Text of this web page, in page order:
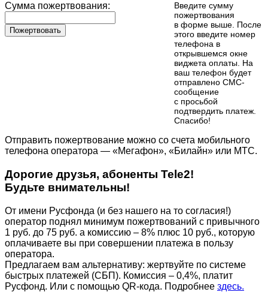
Сумма пожертвования:
Пожертвовать
Введите сумму
пожертвования
в форме выше. После
этого введите номер
телефона в
открывшемся окне
виджета оплаты. На
ваш телефон будет
отправлено СМС-
сообщение
с просьбой
подтвердить платеж.
Cпасибо!
Отправить пожертвование можно со счета мобильного
телефона оператора — «Мегафон», «Билайн» или МТС.
Дорогие друзья, абоненты Tele2!
Будьте внимательны!
От имени Русфонда (и без нашего на то согласия!)
оператор поднял минимум пожертвований с привычного
1 руб. до 75 руб. а комиссию – 8% плюс 10 руб., которую
оплачиваете вы при совершении платежа в пользу
оператора.
Предлагаем вам альтернативу: жертвуйте по cистеме
быстрых платежей (СБП). Комиссия – 0,4%, платит
Русфонд. Или с помощью QR-кода. Подробнее здесь.